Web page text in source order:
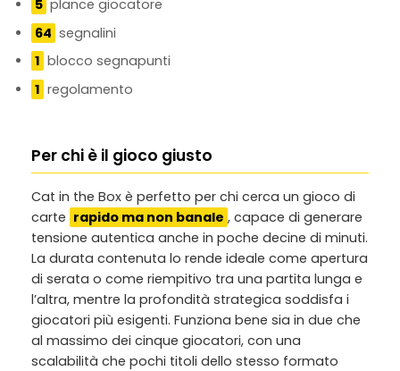
5 plance giocatore
64 segnalini
1 blocco segnapunti
1 regolamento
Per chi è il gioco giusto
Cat in the Box è perfetto per chi cerca un gioco di
carte rapido ma non banale , capace di generare
tensione autentica anche in poche decine di minuti.
La durata contenuta lo rende ideale come apertura
di serata o come riempitivo tra una partita lunga e
l’altra, mentre la profondità strategica soddisfa i
giocatori più esigenti. Funziona bene sia in due che
al massimo dei cinque giocatori, con una
scalabilità che pochi titoli dello stesso formato